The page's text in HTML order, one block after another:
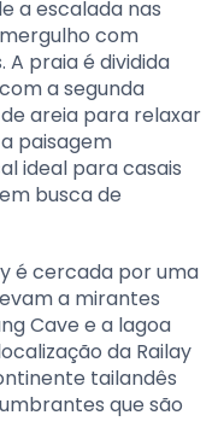
a escalada nas
com
A praia é dividida
a segunda
areia para relaxar
paisagem
ideal para casais
busca de
é cercada por uma
a mirantes
Cave e a lagoa
da Railay
tailandês
que são